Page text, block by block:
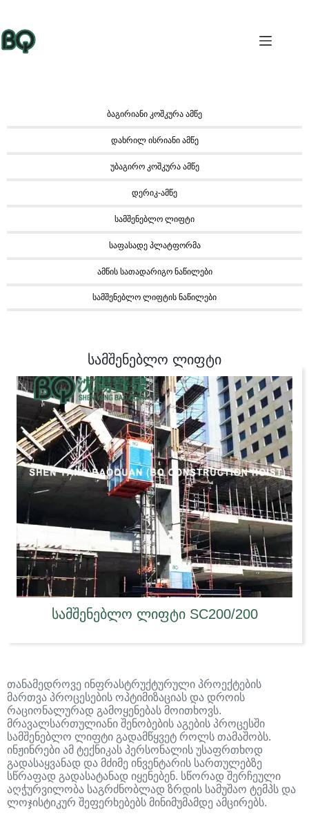
ბაგირიანი კოშკურა ამწე
დახრილ ისრიანი ამწე
უბაგირო კოშკურა ამწე
დერიკ-ამწე
სამშენებლო ლიფტი
საფასადე პლატფორმა
ამწის სათადარიგო ნაწილები
სამშენებლო ლიფტის ნაწილები
სამშენებლო ლიფტი
სამშენებლო ლიფტი SC200/200
თანამედროვე ინფრასტრუქტურული პროექტების
მართვა პროცესების ოპტიმიზაციას და დროის
რაციონალურად გამოყენებას მოითხოვს.
მრავალსართულიანი შენობების აგების პროცესში
სამშენებლო ლიფტი გადამწყვეტ როლს თამაშობს.
ინჟინრები ამ ტექნიკას პერსონალის უსაფრთხოდ
გადასაყვანად და მძიმე ინვენტარის სართულებზე
სწრაფად გადასატანად იყენებენ. სწორად შერჩეული
აღჭურვილობა საგრძნობლად ზრდის სამუშაო ტემპს და
ლოჯისტიკურ შეფერხებებს მინიმუმამდე ამცირებს.